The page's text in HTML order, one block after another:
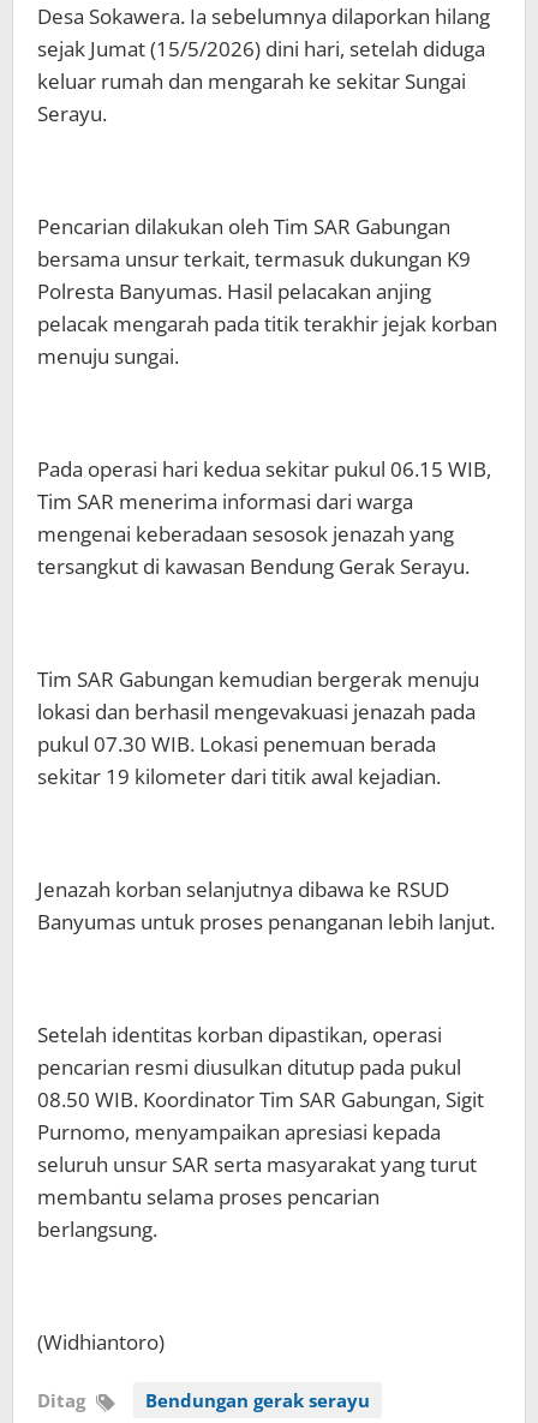
Desa Sokawera. Ia sebelumnya dilaporkan hilang
sejak Jumat (15/5/2026) dini hari, setelah diduga
keluar rumah dan mengarah ke sekitar Sungai
Serayu.
Pencarian dilakukan oleh Tim SAR Gabungan
bersama unsur terkait, termasuk dukungan K9
Polresta Banyumas. Hasil pelacakan anjing
pelacak mengarah pada titik terakhir jejak korban
menuju sungai.
Pada operasi hari kedua sekitar pukul 06.15 WIB,
Tim SAR menerima informasi dari warga
mengenai keberadaan sesosok jenazah yang
tersangkut di kawasan Bendung Gerak Serayu.
Tim SAR Gabungan kemudian bergerak menuju
lokasi dan berhasil mengevakuasi jenazah pada
pukul 07.30 WIB. Lokasi penemuan berada
sekitar 19 kilometer dari titik awal kejadian.
Jenazah korban selanjutnya dibawa ke RSUD
Banyumas untuk proses penanganan lebih lanjut.
Setelah identitas korban dipastikan, operasi
pencarian resmi diusulkan ditutup pada pukul
08.50 WIB. Koordinator Tim SAR Gabungan, Sigit
Purnomo, menyampaikan apresiasi kepada
seluruh unsur SAR serta masyarakat yang turut
membantu selama proses pencarian
berlangsung.
(Widhiantoro)
Ditag Bendungan gerak serayu